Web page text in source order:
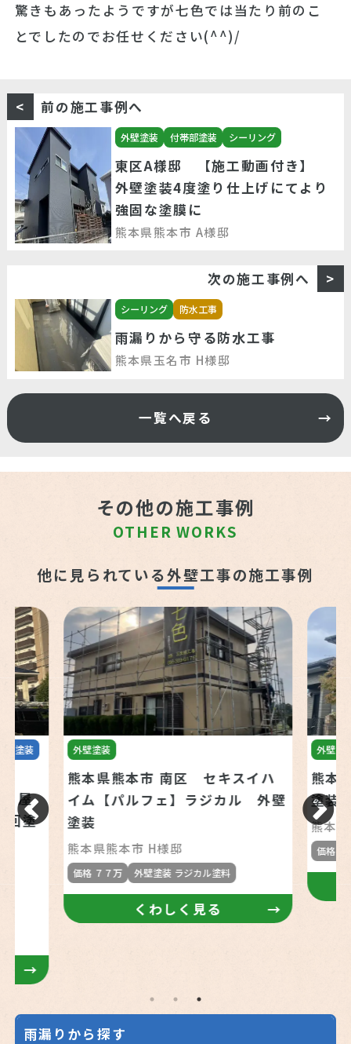
驚きもあったようですが七色では当たり前のこ
とでしたのでお任せください(^^)/
前の施工事例へ
外壁塗装 付帯部塗装 シーリング
東区A様邸 【施工動画付き】
外壁塗装4度塗り仕上げにてより
強固な塗膜に
熊本県熊本市 A様邸
次の施工事例へ
シーリング 防水工事
雨漏りから守る防水工事
熊本県玉名市 H様邸
一覧へ戻る
その他の施工事例
OTHER WORKS
他に見られている外壁工事の施工事例
根塗装
屋
回塗
外壁塗装
熊本県熊本市 南区 セキスイハ
イム【パルフェ】ラジカル 外壁
塗装
熊本県熊本市 H様邸
価格 ７７万 外壁塗装 ラジカル塗料
くわしく見る
外壁塗装
熊本
塗装
熊本県
価格 １
雨漏りから探す